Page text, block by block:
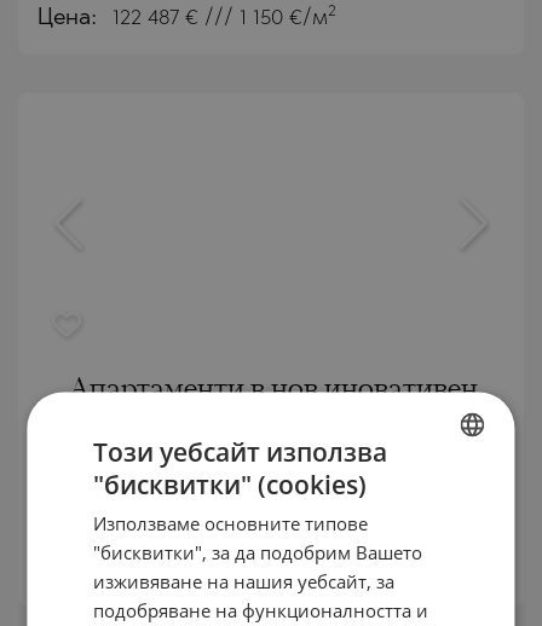
Цена: 122 487 € /// 1 150 €/м2
Апартаменти в нов иновативен
КВ. ОСТРОМИЛА / ГР. ПЛОВДИВ / ПЛОВДИВ /
БЪЛГАРИЯ
: 82 628-163 085€
1 150 - 1 326 €/м2
GERMAN
Този уебсайт използва
"бисквитки" (cookies)
Използваме основните типове
"бисквитки", за да подобрим Вашето
изживяване на нашия уебсайт, за
подобряване на функционалността и